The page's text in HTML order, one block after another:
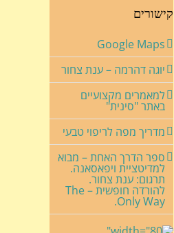
קישורים
Google Maps
יוגה דהרמה – ענת צחור
למאמרים מקצועיים
באתר "סינית"
מדריך מפה לריפוי טבעי
ספר הדרך האחת – מבוא
למדיטציית ויפאסאנה.
תרגום: ענת צחור.
להורדה חופשית – The
Only Way.